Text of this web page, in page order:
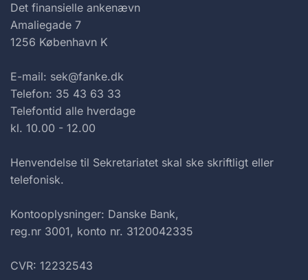
Det finansielle ankenævn
Amaliegade 7
1256 København K
E-mail: sek@fanke.dk
Telefon: 35 43 63 33
Telefontid alle hverdage
kl. 10.00 - 12.00
Henvendelse til Sekretariatet skal ske skriftligt eller
telefonisk.
Kontooplysninger: Danske Bank,
reg.nr 3001, konto nr. 3120042335
CVR: 12232543